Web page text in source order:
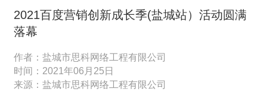
2021百度营销创新成长季(盐城站）活动圆满
落幕
作者：盐城市思科网络工程有限公司
时间： 2021年06月25日
来源：盐城市思科网络工程有限公司